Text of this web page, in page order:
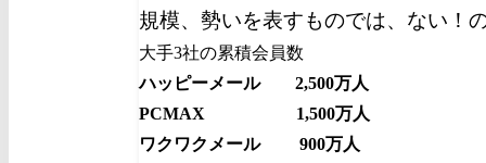
規模、勢いを表すものでは、ない！
大手3社の累積会員数
ハッピーメール 2,500万人
PCMAX 1,500万人
ワクワクメール 900万人